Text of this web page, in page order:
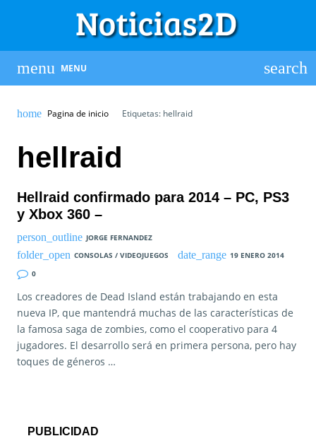
MENU
Pagina de inicio Etiquetas: hellraid
hellraid
Hellraid confirmado para 2014 – PC, PS3
y Xbox 360 –
JORGE FERNANDEZ
CONSOLAS / VIDEOJUEGOS
19 ENERO 2014
0
Los creadores de Dead Island están trabajando en esta
nueva IP, que mantendrá muchas de las características de
la famosa saga de zombies, como el cooperativo para 4
jugadores. El desarrollo será en primera persona, pero hay
toques de géneros …
PUBLICIDAD